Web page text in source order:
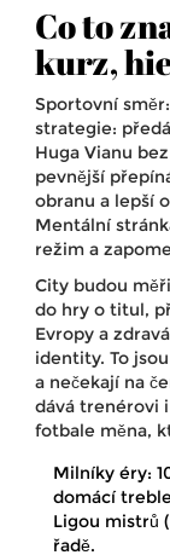
Co to
kurz,
Sportovní
strategie:
Huga Vianu
pevnější
obranu a lepší
Mentální
režim a
City budou
do hry o titul,
Evropy a
identity. To
a nečekají na
dává trenérovi
fotbale měna,
Milníky éry:
domácí
Ligou mistrů
řadě.